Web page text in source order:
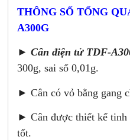
THÔNG SỐ TỔNG
A300G
►Cân điện tử TDF-
300g, sai số 0,01g.
► Cân có vỏ bằng gang
► Cân được thiết kế tinh
tốt.